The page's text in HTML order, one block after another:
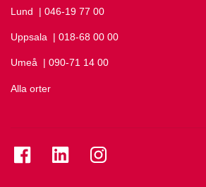
Lund Ring Lund på
| 046-19 77 00
Uppsala Ring Uppsala på
| 018-68 00 00
Umeå Ring Umeå på
| 090-71 14 00
Alla orter
Se folkuniversitetet på Facebook
Se folkuniversitetet på LinkedIn